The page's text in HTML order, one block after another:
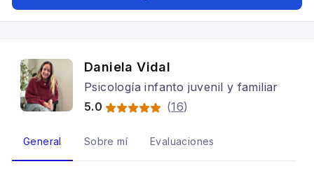
Daniela Vidal
Psicología infanto juvenil y familiar
5.0
(16)
General Sobre mí Evaluaciones